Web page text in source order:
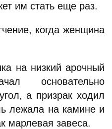
им стать еще раз.
когда женщина
на низкий арочный
основательно
а призрак ходил
лежала на камине и
марлевая завеса.